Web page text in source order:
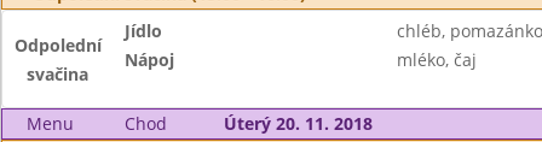
Odpolední
svačina
Jídlo
chléb,
Nápoj
mléko, čaj
Menu Chod
Úterý 20. 11. 2018